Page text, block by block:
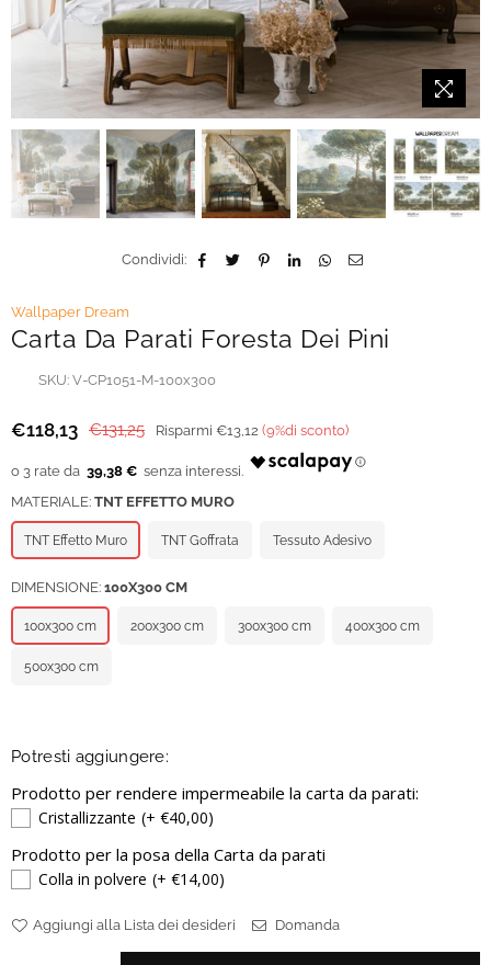
Condividi:
Wallpaper Dream
Carta Da Parati Foresta Dei Pini
SKU: V-CP1051-M-100x300
Prezzo
€118,13 €131,25 Risparmi €13,12 (9%di sconto)
39,38 €
MATERIALE: TNT EFFETTO MURO
TNT Effetto Muro TNT Goffrata Tessuto Adesivo
DIMENSIONE: 100X300 CM
100x300 cm 200x300 cm 300x300 cm 400x300 cm
500x300 cm
Potresti aggiungere:
Prodotto per rendere impermeabile la carta da parati:
Cristallizzante (+ €40,00)
Prodotto per la posa della Carta da parati
Colla in polvere (+ €14,00)
Aggiungi alla Lista dei desideri Domanda